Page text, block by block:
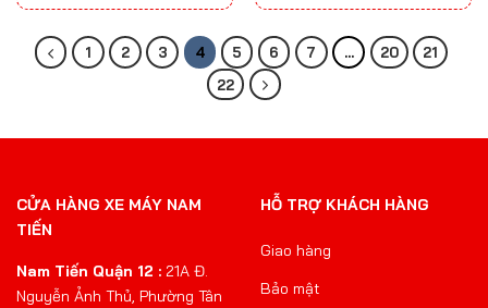
1 2 3 4 5 6 7 … 20
21
22
CỬA HÀNG XE MÁY NAM
TIẾN
Nam Tiến Quận 12 : 21A Đ.
Nguyễn Ảnh Thủ, Phường Tân
HỖ TRỢ KHÁCH HÀNG
Giao hàng
Bảo mật